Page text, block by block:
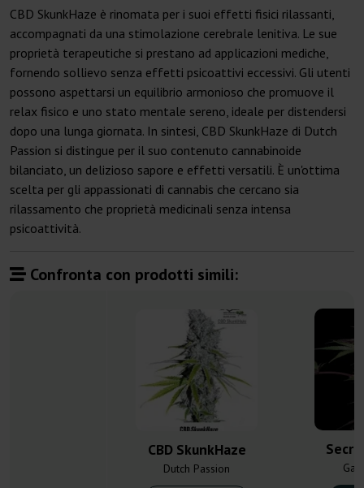
CBD SkunkHaze è rinomata per i suoi effetti fisici rilassanti,
accompagnati da una stimolazione cerebrale lenitiva. Le sue
proprietà terapeutiche si prestano ad applicazioni mediche,
fornendo sollievo senza effetti psicoattivi eccessivi. Gli utenti
possono aspettarsi un equilibrio armonioso che promuove il
relax fisico e uno stato mentale sereno, ideale per distendersi
dopo una lunga giornata. In sintesi, CBD SkunkHaze di Dutch
Passion si distingue per il suo contenuto cannabinoide
bilanciato, un delizioso sapore e effetti versatili. È un'ottima
scelta per gli appassionati di cannabis che cercano sia
rilassamento che proprietà medicinali senza intensa
psicoattività.
Confronta con prodotti simili:
CBD SkunkHaze
Dutch Passion